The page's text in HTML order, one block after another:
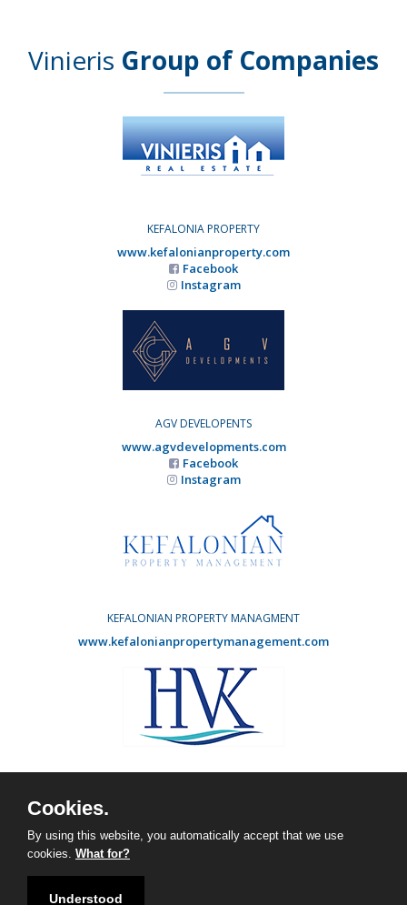
Vinieris Group of Companies
KEFALONIA PROPERTY
www.kefalonianproperty.com
Facebook
Instagram
AGV DEVELOPENTS
www.agvdevelopments.com
Facebook
Instagram
KEFALONIAN PROPERTY MANAGMENT
www.kefalonianpropertymanagement.com
Instagram
Cookies.
By using this website, you automatically accept that we use
cookies. What for?
Understood